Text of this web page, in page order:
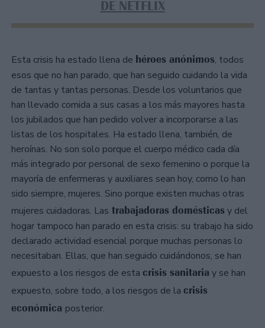
DE NETFLIX
Esta crisis ha estado llena de héroes anónimos, todos
esos que no han parado, que han seguido cuidando la vida
de tantas y tantas personas. Desde los voluntarios que
han llevado comida a sus casas a los más mayores hasta
los jubilados que han pedido volver a incorporarse a las
listas de los hospitales. Ha estado llena, también, de
heroínas. No son solo porque el cuerpo médico cada día
más integrado por personal de sexo femenino o porque la
mayoría de enfermeras y auxiliares sean hoy, como lo han
sido siempre, mujeres. Sino porque existen muchas otras
mujeres cuidadoras. Las trabajadoras domésticas y del
hogar tampoco han parado en esta crisis: su trabajo ha sido
declarado actividad esencial porque muchas personas lo
necesitaban. Ellas, que han seguido cuidándonos, se han
expuesto a los riesgos de esta crisis sanitaria y se han
expuesto, sobre todo, a los riesgos de la crisis
económica posterior.